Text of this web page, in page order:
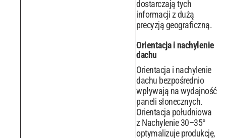
dostarczają tych
informacji z dużą
precyzją geograficzną.
Orientacja i nachylenie
dachu
Orientacja i nachylenie
dachu bezpośrednio
wpływają na wydajność
paneli słonecznych.
Orientacja południowa
z Nachylenie 30–35°
optymalizuje produkcję,